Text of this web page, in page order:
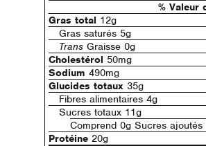
% Valeur
Gras total 12g
Gras saturés 5g
Trans Graisse 0g
Cholestérol 50mg
Sodium 490mg
Glucides totaux 35g
Fibres alimentaires 4g
Sucres totaux 11g
Comprend 0g Sucres ajoutés
Protéine 20g